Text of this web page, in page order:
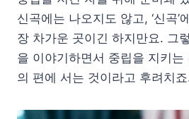
신곡에는 나오지도 않고, ‘신곡’
장 차가운 곳이긴 하지만요. 그
을 이야기하면서 중립을 지키
의 편에 서는 것이라고 후려치